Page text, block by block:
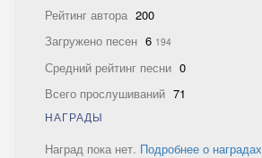
Рейтинг автора 200
Загружено песен 6 194
Средний рейтинг песни 0
Всего прослушиваний 71
НАГРАДЫ
Наград пока нет. Подробнее о наградах